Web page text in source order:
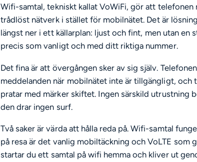
Wifi-samtal, tekniskt kallat VoWiFi, gör att
trådlöst nätverk i stället för mobilnätet. Det är
längst ner i ett källarplan: ljust och fint, men utan en
precis som vanligt och med ditt riktiga nummer.
Det fina är att övergången sker av sig själv.
meddelanden när mobilnätet inte är tillgängligt, och
pratar med märker skiftet. Ingen särskild utrustning
den drar ingen surf.
Två saker är värda att hålla reda på. Wifi-samtal
på resa är det vanlig mobiltäckning och VoLTE som
startar du ett samtal på wifi hemma och kliver ut